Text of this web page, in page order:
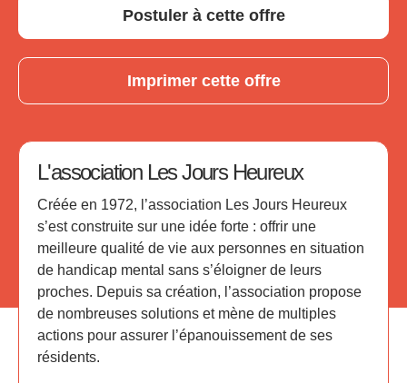
Postuler à cette offre
Imprimer cette offre
L'association Les Jours Heureux
Créée en 1972, l’association Les Jours Heureux
s’est construite sur une idée forte : offrir une
meilleure qualité de vie aux personnes en situation
de handicap mental sans s’éloigner de leurs
proches. Depuis sa création, l’association propose
de nombreuses solutions et mène de multiples
actions pour assurer l’épanouissement de ses
résidents.